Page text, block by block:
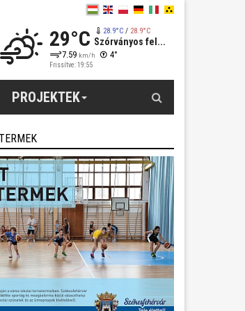
29°C 28.9°C/ 28.9°C
Szórványos fel...
7.59 km/h 4°
Frissítve: 19:55
PROJEKTEK